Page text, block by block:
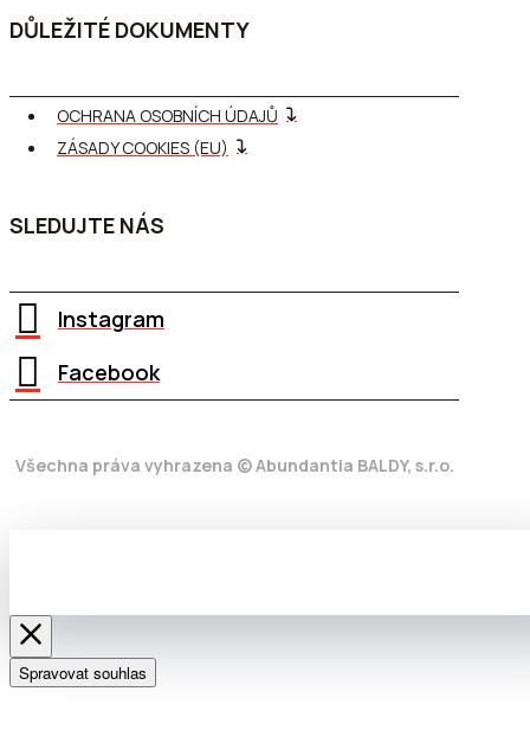
DŮLEŽITÉ DOKUMENTY
OCHRANA OSOBNÍCH ÚDAJŮ
ZÁSADY COOKIES (EU)
SLEDUJTE NÁS
Instagram
Facebook
Všechna práva vyhrazena © Abundantia BALDY, s.r.o.
Spravovat souhlas